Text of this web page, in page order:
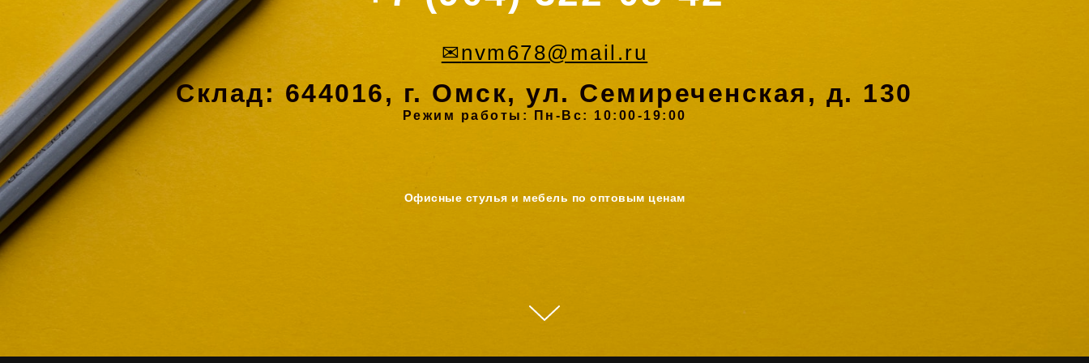
✉nvm678@mail.ru
Склад: 644016, г. Омск, ул. Семиреченская, д. 130
Режим работы: Пн-Вс: 10:00-19:00
Офисные стулья и мебель по оптовым ценам